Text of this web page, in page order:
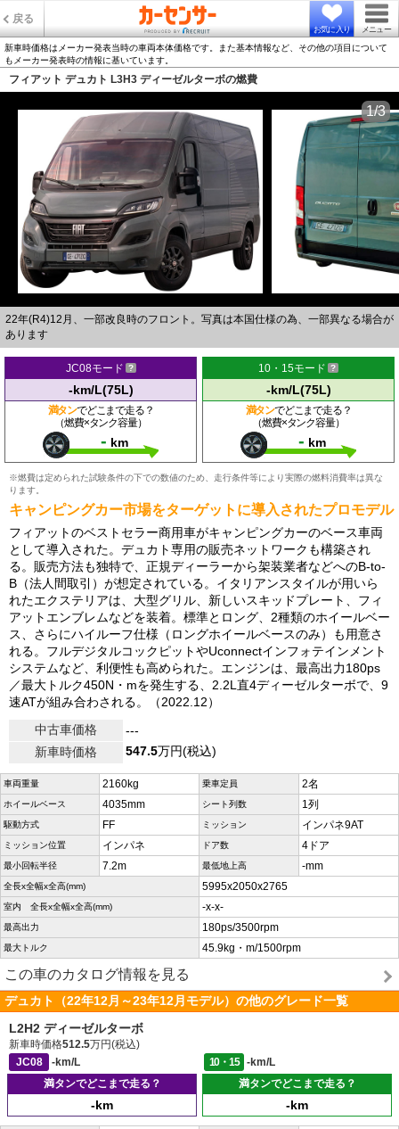
戻る
お気に入り メニュー
新車時価格はメーカー発表当時の車両本体価格です。また基本情報など、その他の項目について
もメーカー発表時の情報に基いています。
フィアット デュカト L3H3 ディーゼルターボの燃費
22年(R4)12月、一部改良時のフロント。写真は本国仕様の為、一部異なる場合が
あります
1/3
JC08モード
-km/L(75L)
満タンでどこまで走る？
（燃費×タンク容量）
- km
10・15モード
-km/L(75L)
満タンでどこまで走る？
（燃費×タンク容量）
- km
※燃費は定められた試験条件の下での数値のため、走行条件等により実際の燃料消費率は異な
ります。
キャンピングカー市場をターゲットに導入されたプロモデル
フィアットのベストセラー商用車がキャンピングカーのベース車両
として導入された。デュカト専用の販売ネットワークも構築され
る。販売方法も独特で、正規ディーラーから架装業者などへのB-to-
B（法人間取引）が想定されている。イタリアンスタイルが用いら
れたエクステリアは、大型グリル、新しいスキッドプレート、フィ
アットエンブレムなどを装着。標準とロング、2種類のホイールベー
ス、さらにハイルーフ仕様（ロングホイールベースのみ）も用意さ
れる。フルデジタルコックピットやUconnectインフォテインメント
システムなど、利便性も高められた。エンジンは、最高出力180ps
／最大トルク450N・mを発生する、2.2L直4ディーゼルターボで、9
速ATが組み合わされる。（2022.12）
中古車価格
---
新車時価格
547.5万円(税込)
車両重量 2160kg 乗車定員 2名
ホイールベース 4035mm シート列数 1列
駆動方式 FF ミッション インパネ9AT
ミッション位置 インパネ ドア数 4ドア
最小回転半径 7.2m 最低地上高 -mm
全長x全幅x全高(mm) 5995x2050x2765
室内 全長x全幅x全高(mm) -x-x-
最高出力 180ps/3500rpm
最大トルク 45.9kg・m/1500rpm
この車のカタログ情報を見る
デュカト（22年12月～23年12月モデル）の他のグレード一覧
L2H2 ディーゼルターボ
新車時価格512.5万円(税込)
JC08
-km/L 10・15
-km/L
満タンでどこまで走る？
-km
満タンでどこまで走る？
-km